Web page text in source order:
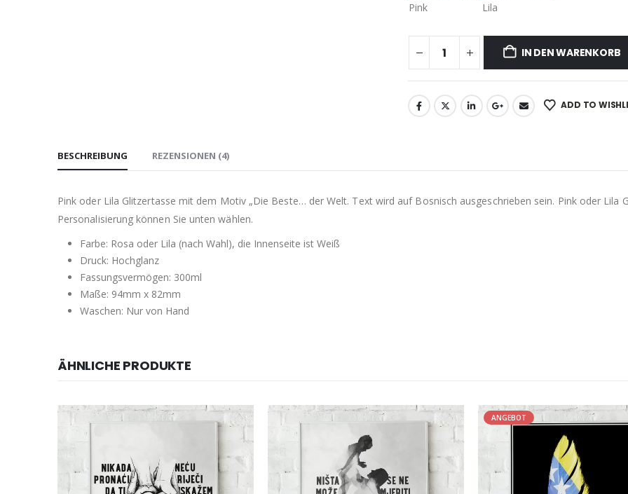
Pink Lila
IN DEN WARENKORB
ADD TO
BESCHREIBUNG REZENSIONEN (4)
Pink oder Lila Glitzertasse mit dem Motiv „Die Beste… der Welt. Text wird auf Bosnisch ausgeschrieben sein. Pink oder
Personalisierung können Sie unten wählen.
Farbe: Rosa oder Lila (nach Wahl), die Innenseite ist Weiß
Druck: Hochglanz
Fassungsvermögen: 300ml
Maße: 94mm x 82mm
Waschen: Nur von Hand
ÄHNLICHE PRODUKTE
ANGEBOT